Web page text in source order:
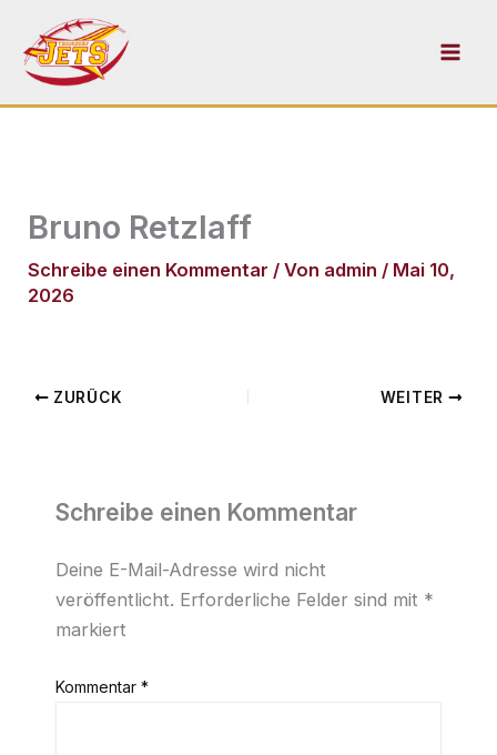
Inhalt
springen
Bruno Retzlaff
Schreibe einen Kommentar / Von admin / Mai 10,
2026
ZURÜCK WEITER
Schreibe einen Kommentar
Deine E-Mail-Adresse wird nicht
veröffentlicht. Erforderliche Felder sind mit *
markiert
Kommentar *